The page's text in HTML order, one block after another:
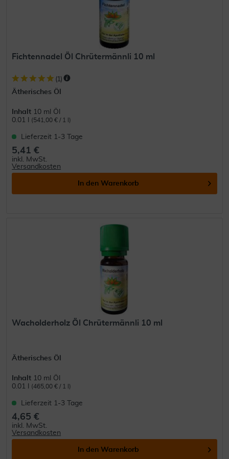
Fichtennadel Öl Chrütermännli 10 ml
(1 )
Ätherisches Öl
Inhalt 10 ml Öl
0.01 l
(541,00 € / 1 l)
Lieferzeit 1-3 Tage
5,41 €
inkl. MwSt.
Versandkosten
In den Warenkorb
Wacholderholz Öl Chrütermännli 10 ml
Ätherisches Öl
Inhalt 10 ml Öl
0.01 l
(465,00 € / 1 l)
Lieferzeit 1-3 Tage
4,65 €
inkl. MwSt.
Versandkosten
In den Warenkorb